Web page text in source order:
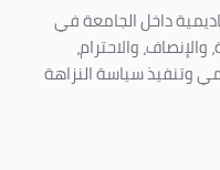
داخل الجامعة في
والاحترام،
وتنفيذ سياسة النزاهة